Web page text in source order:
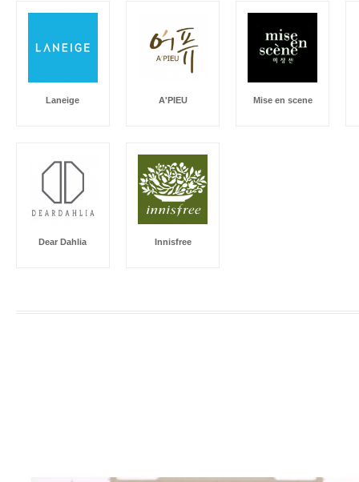
Laneige A'PIEU Mise en scene
Dear Dahlia Innisfree